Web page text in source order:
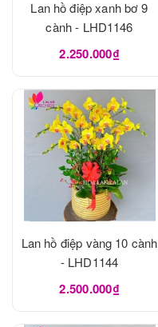
Lan hồ điệp xanh bơ 9
cành - LHD1146
2.250.000₫
Lan hồ điệp vàng 10 cành
- LHD1144
2.500.000₫